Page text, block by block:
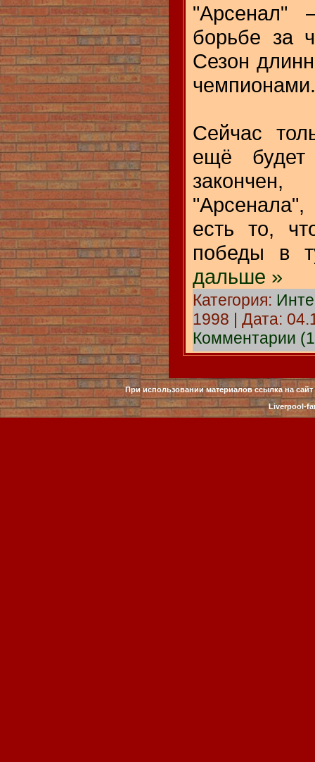
борьбе за
Сезон
чемпионами.
Сейчас
ещё
есть то,
победы в
дальше »
Категория:
1998 | Дата:
Комментарии
При использовании материалов ссылка на сайт
Liverpool-